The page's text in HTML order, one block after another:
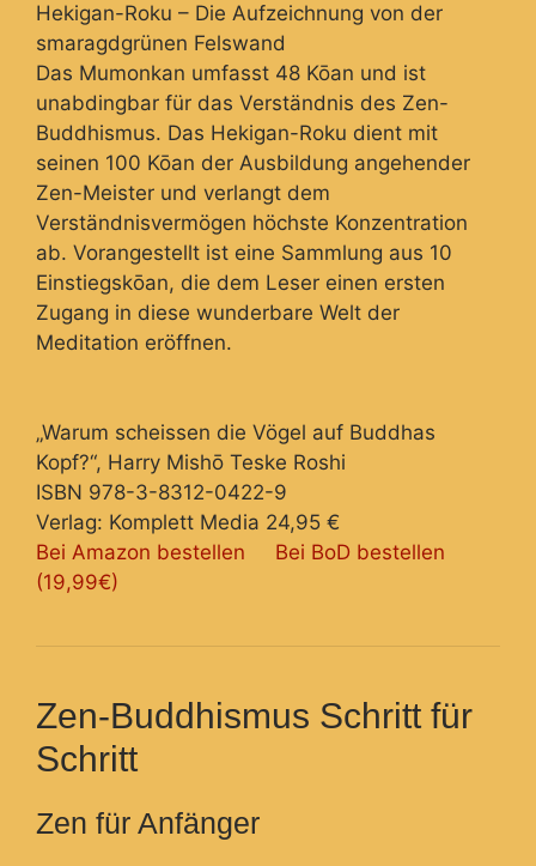
Hekigan-Roku – Die Aufzeichnung von der
smaragdgrünen Felswand
Das Mumonkan umfasst 48 Kōan und ist
unabdingbar für das Verständnis des Zen-
Buddhismus. Das Hekigan-Roku dient mit
seinen 100 Kōan der Ausbildung angehender
Zen-Meister und verlangt dem
Verständnisvermögen höchste Konzentration
ab. Vorangestellt ist eine Sammlung aus 10
Einstiegskōan, die dem Leser einen ersten
Zugang in diese wunderbare Welt der
Meditation eröffnen.
„Warum scheissen die Vögel auf Buddhas
Kopf?“, Harry Mishō Teske Roshi
ISBN 978-3-8312-0422-9
Verlag: Komplett Media 24,95 €
Bei Amazon bestellen
Bei BoD bestellen
(19,99€)
Zen-Buddhismus Schritt für
Schritt
Zen für Anfänger